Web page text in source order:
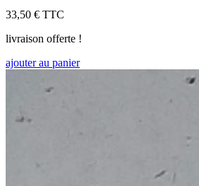
33,50 € TTC
livraison offerte !
ajouter au panier